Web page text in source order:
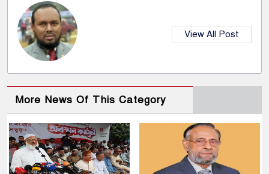
View All Post
More News Of This Category